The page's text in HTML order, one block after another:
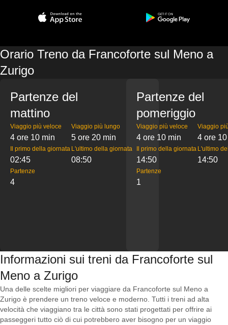
Orario Treno da Francoforte sul Meno a
Zurigo
Partenze del
mattino
Viaggio più veloce
4 ore 10 min
Viaggio più lungo
5 ore 20 min
Il primo della giornata
02:45
L'ultimo della giornata
08:50
Partenze
4
Partenze del
pomeriggio
Viaggio più veloce
4 ore 10 min
Viaggio
4 ore
Il primo della giornata
14:50
L'ultimo
14:50
Partenze
1
Informazioni sui treni da Francoforte sul
Meno a Zurigo
Una delle scelte migliori per viaggiare da Francoforte sul Meno a
Zurigo è prendere un treno veloce e moderno. Tutti i treni ad alta
velocità che viaggiano tra le città sono stati progettati per offrire ai
passeggeri tutto ciò di cui potrebbero aver bisogno per un viaggio